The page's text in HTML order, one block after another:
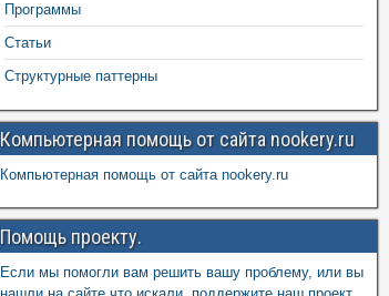
Программы
Статьи
Структурные паттерны
Компьютерная помощь от сайта nookery.ru
Компьютерная помощь от сайта nookery.ru
Помощь проекту.
Если мы помогли вам решить вашу проблему, или вы